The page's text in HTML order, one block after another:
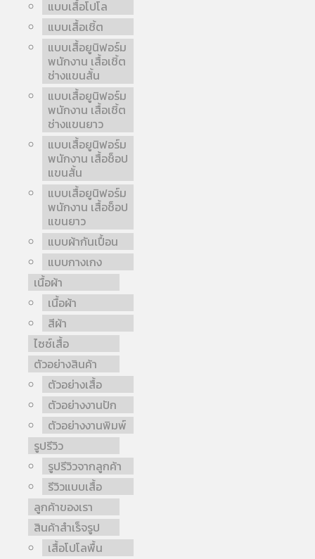
แบบเสื้อโปโล
แบบเสื้อเชิ้ต
แบบเสื้อยูนิฟอร์ม
พนักงาน เสื้อเชิ้ต
ช่างแขนสั้น
แบบเสื้อยูนิฟอร์ม
พนักงาน เสื้อเชิ้ต
ช่างแขนยาว
แบบเสื้อยูนิฟอร์ม
พนักงาน เสื้อช็อป
แขนสั้น
แบบเสื้อยูนิฟอร์ม
พนักงาน เสื้อช็อป
แขนยาว
แบบผ้ากันเปื้อน
แบบกางเกง
เนื้อผ้า
เนื้อผ้า
สีผ้า
ไซซ์เสื้อ
ตัวอย่างสินค้า
ตัวอย่างเสื้อ
ตัวอย่างงานปัก
ตัวอย่างงานพิมพ์
รูปรีวิว
รูปรีวิวจากลูกค้า
รีวิวแบบเสื้อ
ลูกค้าของเรา
สินค้าสำเร็จรูป
เสื้อโปโลพื้น